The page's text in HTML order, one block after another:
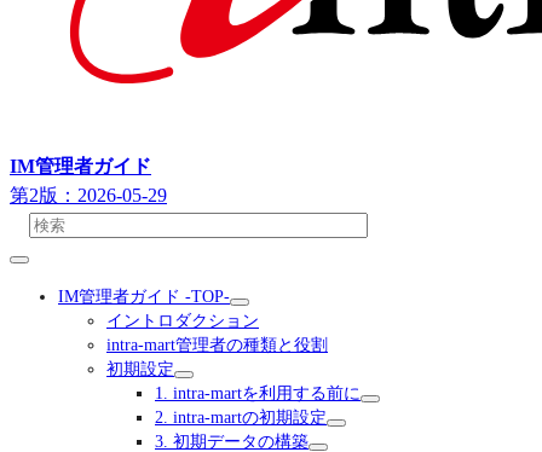
IM管理者ガイド
第2版：2026-05-29
IM管理者ガイド -TOP-
イントロダクション
intra-mart管理者の種類と役割
初期設定
1. intra-martを利用する前に
2. intra-martの初期設定
3. 初期データの構築